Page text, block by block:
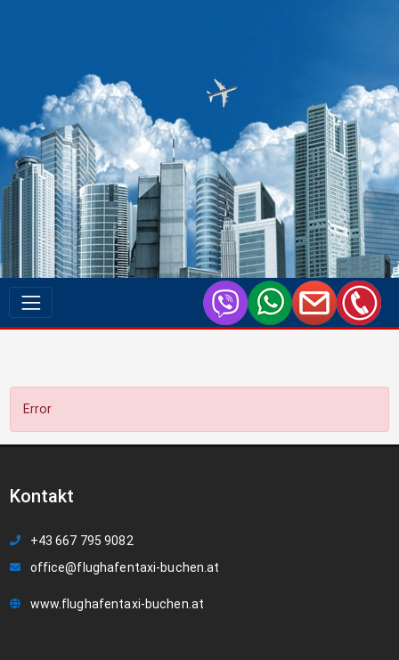
Error
Kontakt
+43 667 795 9082
office@flughafentaxi-buchen.at
www.flughafentaxi-buchen.at